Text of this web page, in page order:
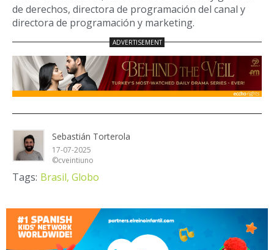
de derechos, directora de programación del canal y
directora de programación y marketing.
Sebastián Torterola
17-07-2025
©cveintiuno
Tags: Brasil, Globo